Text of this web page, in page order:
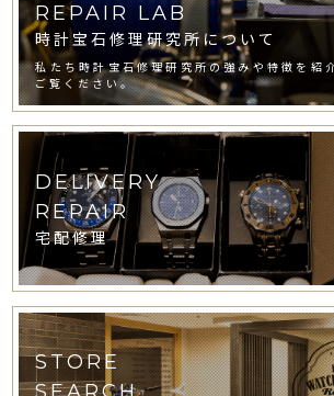
REPAIR LAB
時計宝石修理研究所について
私たち時計宝石修理研究所の強みや特徴を紹
ご覧ください。
DELIVERY
REPAIR
宅配修理
STORE